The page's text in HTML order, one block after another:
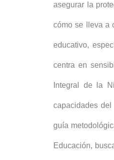
asegurar la
cómo se lleva a
educativo,
centra en
Integral de la
capacidades
guía
Educación,